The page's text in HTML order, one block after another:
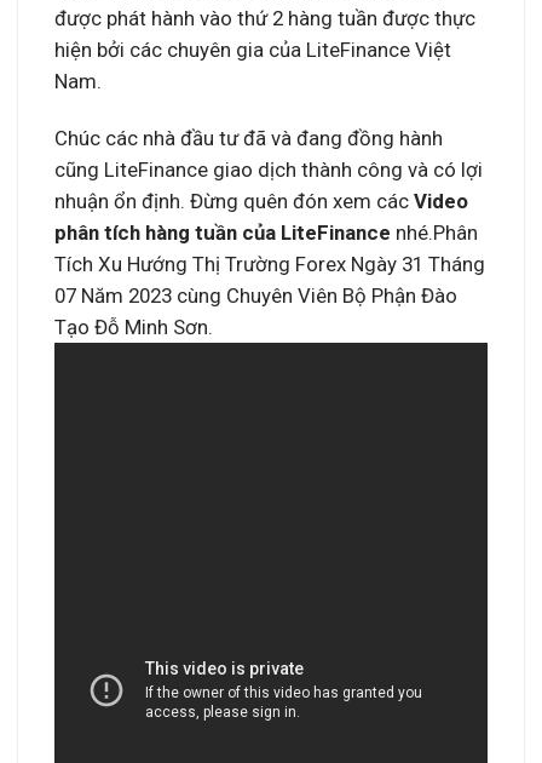
được phát hành vào thứ 2 hàng tuần được thực
hiện bởi các chuyên gia của LiteFinance Việt
Nam.
Chúc các nhà đầu tư đã và đang đồng hành
cũng LiteFinance giao dịch thành công và có lợi
nhuận ổn định. Đừng quên đón xem các Video
phân tích hàng tuần của LiteFinance nhé.Phân
Tích Xu Hướng Thị Trường Forex Ngày 31 Tháng
07 Năm 2023 cùng Chuyên Viên Bộ Phận Đào
Tạo Đỗ Minh Sơn.